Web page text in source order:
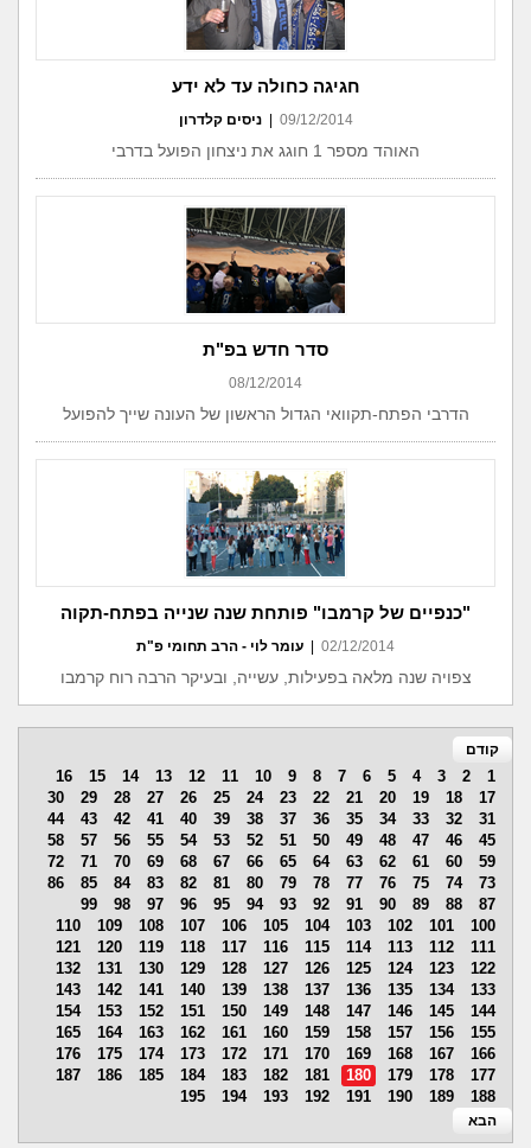
חגיגה כחולה עד לא ידע
09/12/2014 ניסים קלדרון
האוהד מספר 1 חוגג את ניצחון הפועל בדרבי
סדר חדש בפ"ת
08/12/2014
הדרבי הפתח-תקוואי הגדול הראשון של העונה שייך להפועל
"כנפיים של קרמבו" פותחת שנה שנייה בפתח-תקוה
02/12/2014 עומר לוי - הרב תחומי פ"ת
צפויה שנה מלאה בפעילות, עשייה, ובעיקר הרבה רוח קרמבו
קודם
1
2
3
4
5
6
7
8
9
10
11
12
13
14
15
16
17
18
19
20
21
22
23
24
25
26
27
28
29
30
31
32
33
34
35
36
37
38
39
40
41
42
43
44
45
46
47
48
49
50
51
52
53
54
55
56
57
58
59
60
61
62
63
64
65
66
67
68
69
70
71
72
73
74
75
76
77
78
79
80
81
82
83
84
85
86
87
88
89
90
91
92
93
94
95
96
97
98
99
100
101
102
103
104
105
106
107
108
109
110
111
112
113
114
115
116
117
118
119
120
121
122
123
124
125
126
127
128
129
130
131
132
133
134
135
136
137
138
139
140
141
142
143
144
145
146
147
148
149
150
151
152
153
154
155
156
157
158
159
160
161
162
163
164
165
166
167
168
169
170
171
172
173
174
175
176
177
178
179
180
181
182
183
184
185
186
187
188
189
190
191
192
193
194
195
הבא